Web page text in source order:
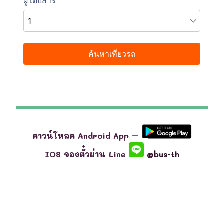
ดาวน์โหลด Android App –
IOS จองตั๋วผ่าน Line
@bus-th